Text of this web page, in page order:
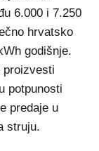
6.000 i 7.250
hrvatsko
godišnje.
proizvesti
potpunosti
predaje u
struju.